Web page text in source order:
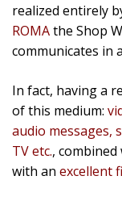
realized entirely
ROMAthe Shop
communicates in
In fact, having a
of this medium:
audio messages,
TV etc.,
with an excellent